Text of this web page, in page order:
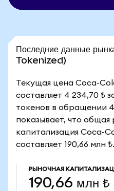
Последние данные
Tokenized)
Текущая цена Coca-
составляет 4 234,70 ₺
токенов в обращении
показывает, что общая
капитализация Coca-
составляет 190,66 млн ₺.
РЫНОЧНАЯ
190,66 млн ₺